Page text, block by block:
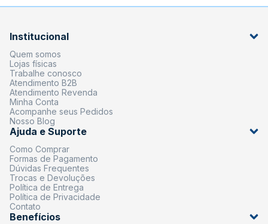
Institucional
Quem somos
Lojas físicas
Trabalhe conosco
Atendimento B2B
Atendimento Revenda
Minha Conta
Acompanhe seus Pedidos
Nosso Blog
Ajuda e Suporte
Como Comprar
Formas de Pagamento
Dúvidas Frequentes
Trocas e Devoluções
Política de Entrega
Política de Privacidade
Contato
Benefícios